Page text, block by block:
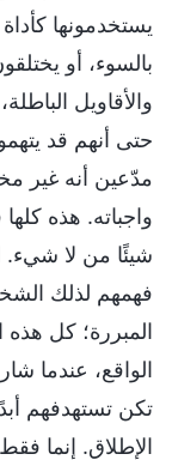
يستخدمونها
بالسوء، أو
والأقاويل
حتى أنهم قد
مدّعين أنه غير
واجباته. هذه
شيئًا من لا
فهمهم لذلك
المبررة؛ كل هذه
الواقع، عندما
تكن تستهدفهم
الإطلاق. إنما